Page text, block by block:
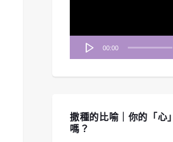
00:00
撒種的比喻｜你的「心
嗎？